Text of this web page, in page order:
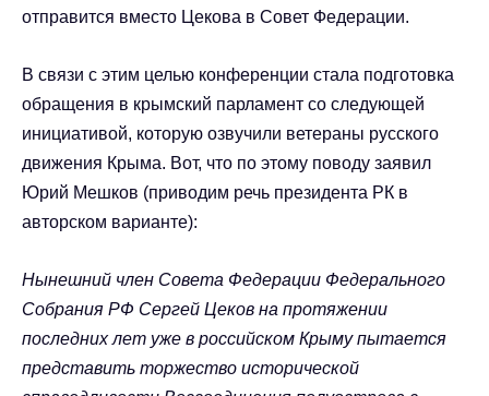
отправится вместо Цекова в Совет Федерации.
В связи с этим целью конференции стала подготовка
обращения в крымский парламент со следующей
инициативой, которую озвучили ветераны русского
движения Крыма. Вот, что по этому поводу заявил
Юрий Мешков (приводим речь президента РК в
авторском варианте):
Нынешний член Совета Федерации Федерального
Собрания РФ Сергей Цеков на протяжении
последних лет уже в российском Крыму пытается
представить торжество исторической